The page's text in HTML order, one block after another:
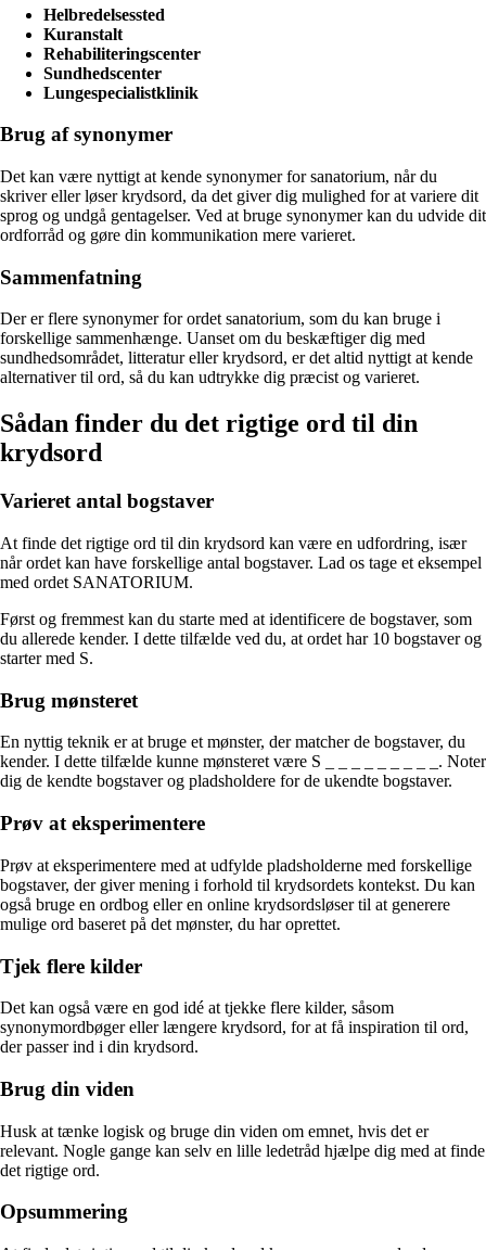
Helbredelsessted
Kuranstalt
Rehabiliteringscenter
Sundhedscenter
Lungespecialistklinik
Brug af synonymer
Det kan være nyttigt at kende synonymer for sanatorium, når du
skriver eller løser krydsord, da det giver dig mulighed for at variere dit
sprog og undgå gentagelser. Ved at bruge synonymer kan du udvide dit
ordforråd og gøre din kommunikation mere varieret.
Sammenfatning
Der er flere synonymer for ordet sanatorium, som du kan bruge i
forskellige sammenhænge. Uanset om du beskæftiger dig med
sundhedsområdet, litteratur eller krydsord, er det altid nyttigt at kende
alternativer til ord, så du kan udtrykke dig præcist og varieret.
Sådan finder du det rigtige ord til din
krydsord
Varieret antal bogstaver
At finde det rigtige ord til din krydsord kan være en udfordring, især
når ordet kan have forskellige antal bogstaver. Lad os tage et eksempel
med ordet SANATORIUM.
Først og fremmest kan du starte med at identificere de bogstaver, som
du allerede kender. I dette tilfælde ved du, at ordet har 10 bogstaver og
starter med S.
Brug mønsteret
En nyttig teknik er at bruge et mønster, der matcher de bogstaver, du
kender. I dette tilfælde kunne mønsteret være S _ _ _ _ _ _ _ _ _. Noter
dig de kendte bogstaver og pladsholdere for de ukendte bogstaver.
Prøv at eksperimentere
Prøv at eksperimentere med at udfylde pladsholderne med forskellige
bogstaver, der giver mening i forhold til krydsordets kontekst. Du kan
også bruge en ordbog eller en online krydsordsløser til at generere
mulige ord baseret på det mønster, du har oprettet.
Tjek flere kilder
Det kan også være en god idé at tjekke flere kilder, såsom
synonymordbøger eller længere krydsord, for at få inspiration til ord,
der passer ind i din krydsord.
Brug din viden
Husk at tænke logisk og bruge din viden om emnet, hvis det er
relevant. Nogle gange kan selv en lille ledetråd hjælpe dig med at finde
det rigtige ord.
Opsummering